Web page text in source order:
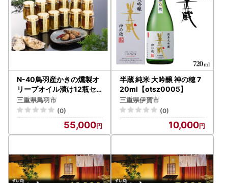
N-40鳥羽産かきの燻製オ
リーブオイル漬け12瓶セ
ット
三重県鳥羽市
(0)
55,000
半蔵 純米 大吟醸 神の穂 7
20ml【otsz0005】
三重県伊賀市
(0)
10,000